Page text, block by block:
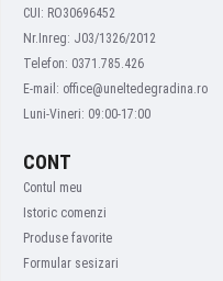
CUI: RO30696452
Nr.Inreg: J03/1326/2012
Telefon: 0371.785.426
E-mail: office@uneltedegradina.ro
Luni-Vineri: 09:00-17:00
CONT
Contul meu
Istoric comenzi
Produse favorite
Formular sesizari